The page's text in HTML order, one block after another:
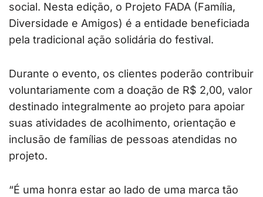
social. Nesta edição, o Projeto FADA (Família,
Diversidade e Amigos) é a entidade beneficiada
pela tradicional ação solidária do festival.
Durante o evento, os clientes poderão contribuir
voluntariamente com a doação de R$ 2,00, valor
destinado integralmente ao projeto para apoiar
suas atividades de acolhimento, orientação e
inclusão de famílias de pessoas atendidas no
projeto.
“É uma honra estar ao lado de uma marca tão